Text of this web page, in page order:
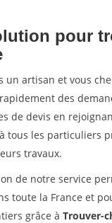
pour
un artisan et vous
des
de devis en
tous les particuliers
travaux.
de notre service
toute la France et
grâce à Trouver-